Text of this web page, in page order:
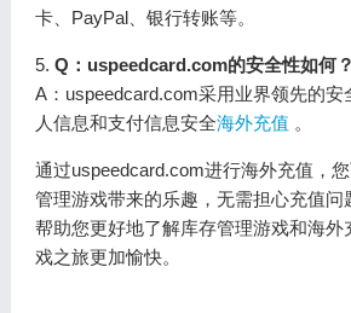
卡、PayPal、银行转账等。
5. Q：uspeedcard.com的安全性如何？
A：uspeedcard.com采用业界领先的安
人信息和支付信息安全海外充值 。
通过uspeedcard.com进行海外充值，
管理游戏带来的乐趣，无需担心充值问
帮助您更好地了解库存管理游戏和海外
戏之旅更加愉快。